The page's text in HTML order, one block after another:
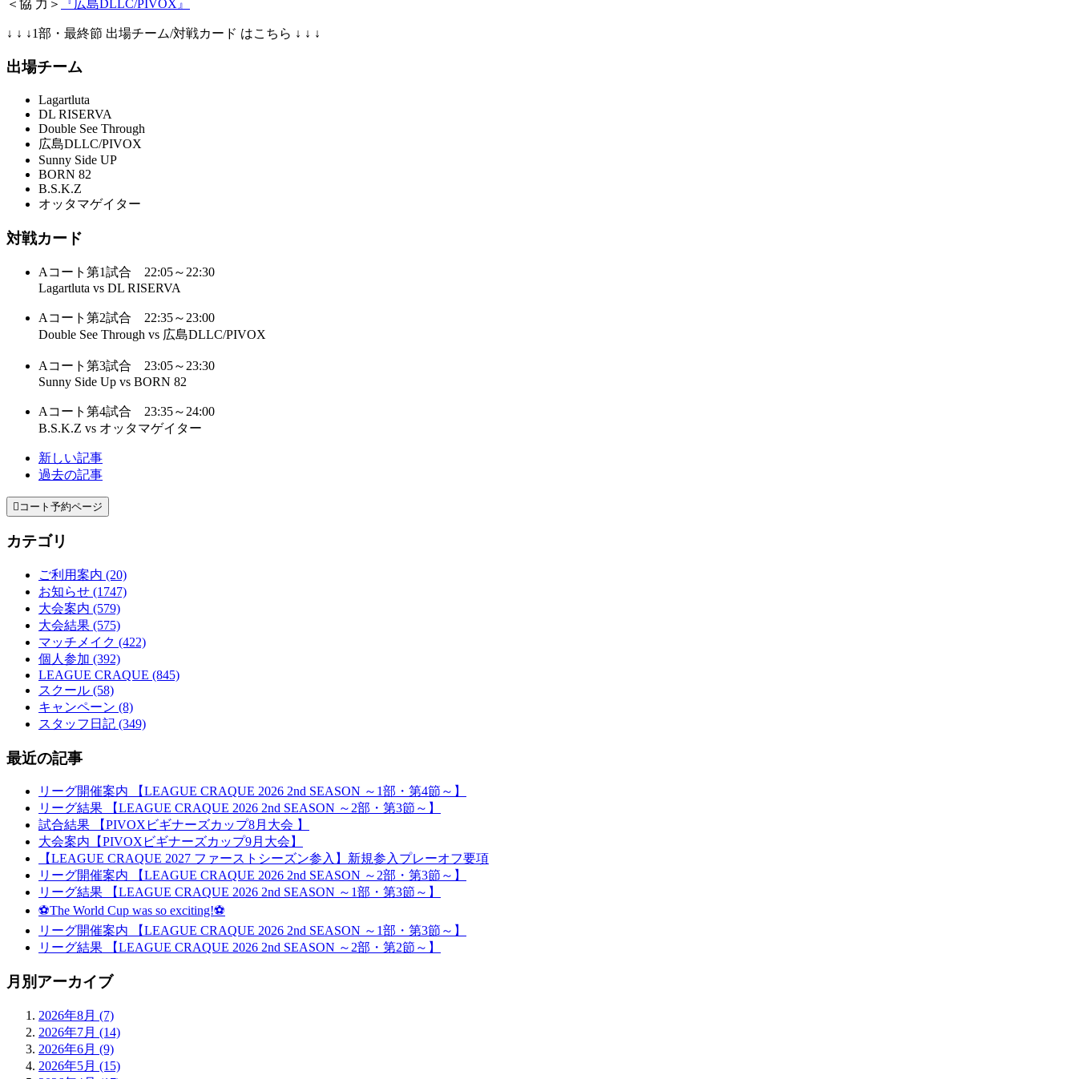
＜協 力＞
『広島DLLC/PIVOX』
↓ ↓ ↓1部・最終節 出場チーム/対戦カード はこちら ↓ ↓ ↓
出場チーム
Lagartluta
DL RISERVA
Double See Through
広島DLLC/PIVOX
Sunny Side UP
BORN 82
B.S.K.Z
オッタマゲイター
対戦カード
Aコート第1試合 22:05～22:30
Lagartluta vs DL RISERVA
Aコート第2試合 22:35～23:00
Double See Through vs 広島DLLC/PIVOX
Aコート第3試合 23:05～23:30
Sunny Side Up vs BORN 82
Aコート第4試合 23:35～24:00
B.S.K.Z vs オッタマゲイター
新しい記事
過去の記事
 コート予約ページ
カテゴリ
ご利用案内 (20)
お知らせ (1747)
大会案内 (579)
大会結果 (575)
マッチメイク (422)
個人参加 (392)
LEAGUE CRAQUE (845)
スクール (58)
キャンペーン (8)
スタッフ日記 (349)
最近の記事
リーグ開催案内 【LEAGUE CRAQUE 2026 2nd SEASON ～1部・第4節～】
リーグ結果 【LEAGUE CRAQUE 2026 2nd SEASON ～2部・第3節～】
試合結果 【PIVOXビギナーズカップ8月大会 】
大会案内【PIVOXビギナーズカップ9月大会】
【LEAGUE CRAQUE 2027 ファーストシーズン参入】新規参入プレーオフ要項
リーグ開催案内 【LEAGUE CRAQUE 2026 2nd SEASON ～2部・第3節～】
リーグ結果 【LEAGUE CRAQUE 2026 2nd SEASON ～1部・第3節～】
⚽The World Cup was so exciting!⚽
リーグ開催案内 【LEAGUE CRAQUE 2026 2nd SEASON ～1部・第3節～】
リーグ結果 【LEAGUE CRAQUE 2026 2nd SEASON ～2部・第2節～】
月別アーカイブ
2026年8月 (7)
2026年7月 (14)
2026年6月 (9)
2026年5月 (15)